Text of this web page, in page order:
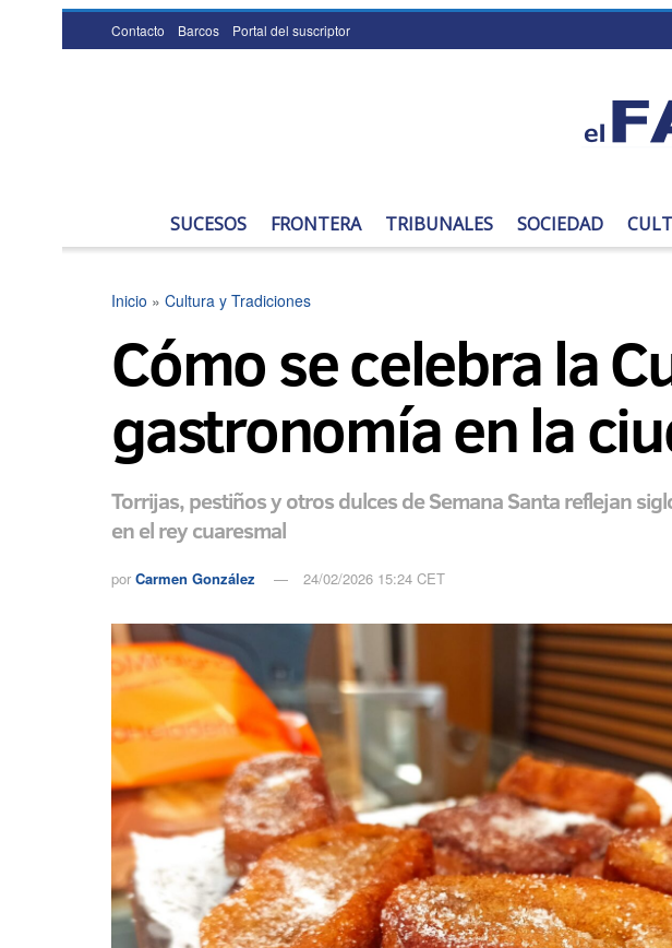
Contacto Barcos Portal del suscriptor
SUCESOS FRONTERA TRIBUNALES SOCIEDAD
Inicio » Cultura y Tradiciones
Cómo se celebra la
gastronomía en la
Torrijas, pestiños y otros dulces de Semana Santa reflejan
en el rey cuaresmal
por Carmen González 24/02/2026 15:24 CET